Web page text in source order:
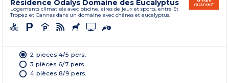
Résidence Odalys Domaine des Eucalyptus
Logements climatisés avec piscine, aires de jeux et sports, entre St
Tropez et Cannes dans un domaine avec chênes et eucalyptus.
vacances*
2 pièces 4/5 pers.
3 pièces 6/7 pers.
4 pièces 8/9 pers.